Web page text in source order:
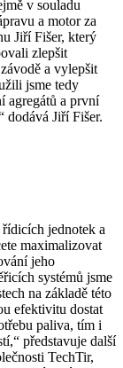
v souladu
a motor za
Jiří Fišer, který
zlepšit
a vylepšit
jsme tedy
agregátů a první
dodává Jiří Fišer.
jednotek a
maximalizovat
jeho
systémů jsme
na základě této
efektivitu dostat
paliva, tím i
představuje další
TechTir,